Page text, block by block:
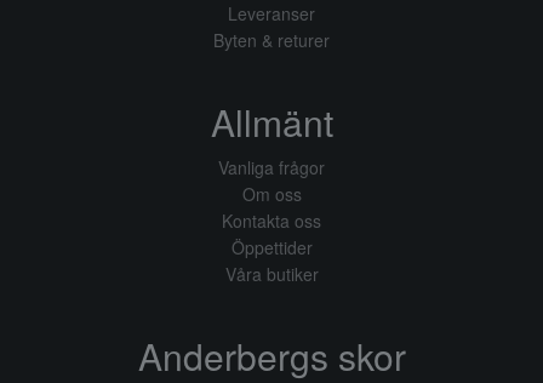
Leveranser
Byten & returer
Allmänt
Vanliga frågor
Om oss
Kontakta oss
Öppettider
Våra butiker
Anderbergs skor